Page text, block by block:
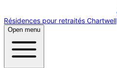
Résidences pour retraités Chartwell
Open menu